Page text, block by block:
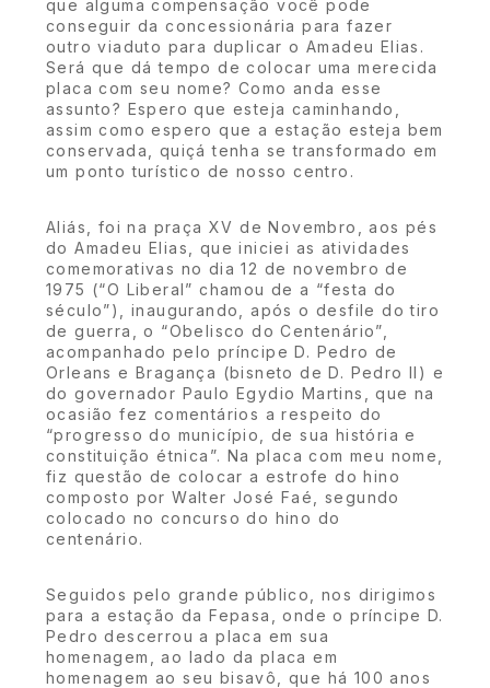
que alguma compensação você pode
conseguir da concessionária para fazer
outro viaduto para duplicar o Amadeu Elias.
Será que dá tempo de colocar uma merecida
placa com seu nome? Como anda esse
assunto? Espero que esteja caminhando,
assim como espero que a estação esteja bem
conservada, quiçá tenha se transformado em
um ponto turístico de nosso centro.
Aliás, foi na praça XV de Novembro, aos pés
do Amadeu Elias, que iniciei as atividades
comemorativas no dia 12 de novembro de
1975 (“O Liberal” chamou de a “festa do
século”), inaugurando, após o desfile do tiro
de guerra, o “Obelisco do Centenário”,
acompanhado pelo príncipe D. Pedro de
Orleans e Bragança (bisneto de D. Pedro II) e
do governador Paulo Egydio Martins, que na
ocasião fez comentários a respeito do
“progresso do município, de sua história e
constituição étnica”. Na placa com meu nome,
fiz questão de colocar a estrofe do hino
composto por Walter José Faé, segundo
colocado no concurso do hino do
centenário.
Seguidos pelo grande público, nos dirigimos
para a estação da Fepasa, onde o príncipe D.
Pedro descerrou a placa em sua
homenagem, ao lado da placa em
homenagem ao seu bisavô, que há 100 anos